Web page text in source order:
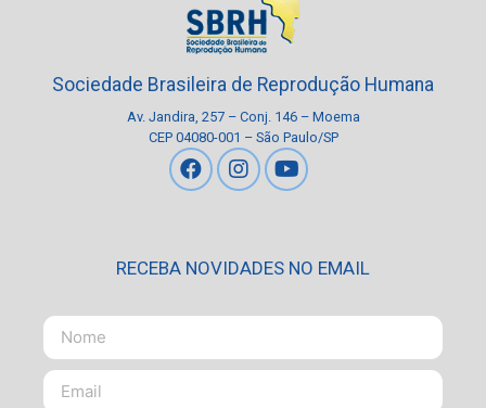
Sociedade Brasileira de Reprodução Humana
Av. Jandira, 257 – Conj. 146 – Moema
CEP 04080-001 – São Paulo/SP
RECEBA NOVIDADES NO EMAIL